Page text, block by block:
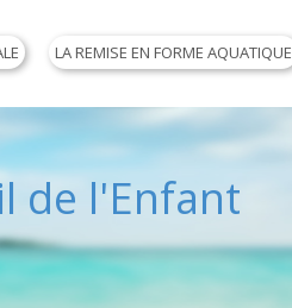
LA REMISE EN FORME AQUATIQUE